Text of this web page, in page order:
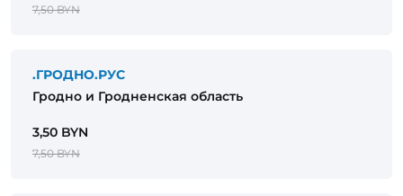
7,50 BYN
.ГРОДНО.РУС
Гродно и Гродненская область
3,50 BYN
7,50 BYN